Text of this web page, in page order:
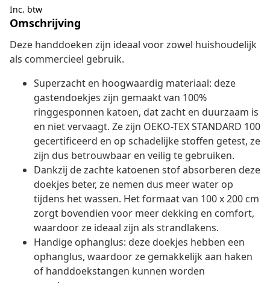
Inc. btw
Omschrijving
Deze handdoeken zijn ideaal voor zowel huishoudelijk
als commercieel gebruik.
Superzacht en hoogwaardig materiaal: deze
gastendoekjes zijn gemaakt van 100%
ringgesponnen katoen, dat zacht en duurzaam is
en niet vervaagt. Ze zijn OEKO-TEX STANDARD 100
gecertificeerd en op schadelijke stoffen getest, ze
zijn dus betrouwbaar en veilig te gebruiken.
Dankzij de zachte katoenen stof absorberen deze
doekjes beter, ze nemen dus meer water op
tijdens het wassen. Het formaat van 100 x 200 cm
zorgt bovendien voor meer dekking en comfort,
waardoor ze ideaal zijn als strandlakens.
Handige ophanglus: deze doekjes hebben een
ophanglus, waardoor ze gemakkelijk aan haken
of handdoekstangen kunnen worden